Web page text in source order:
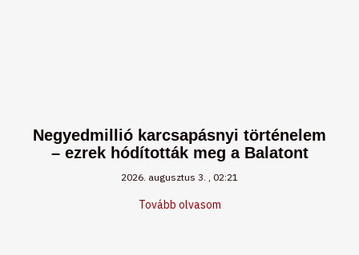
Negyedmillió karcsapásnyi történelem
– ezrek hódították meg a Balatont
2026. augusztus 3. 02:21
Tovább olvasom